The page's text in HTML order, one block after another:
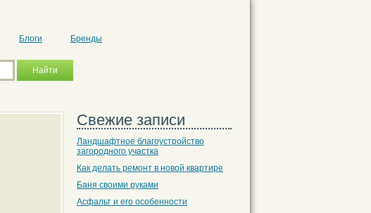
Блоги Бренды
Свежие записи
Ландшафтное благоустройство
загородного участка
Как делать ремонт в новой квартире
Баня своими руками
Асфальт и его особенности